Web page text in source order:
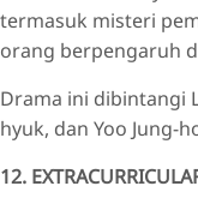
termasuk misteri
orang berpengaruh
Drama ini dibintangi
hyuk, dan Yoo Jung-
12.